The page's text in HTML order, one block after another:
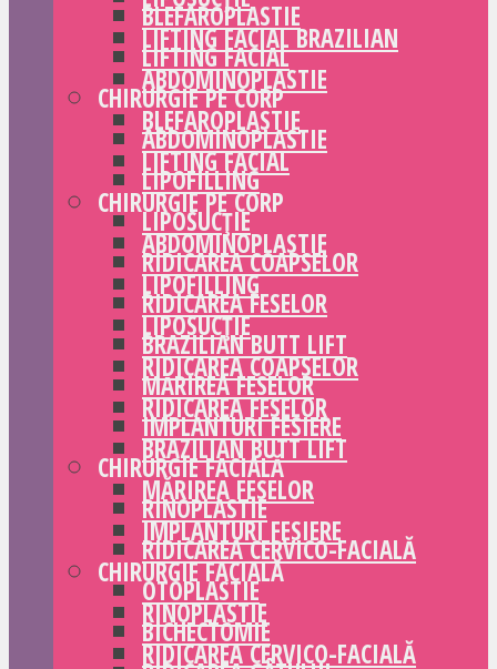
BLEFAROPLASTIE
LIFTING FACIAL
CHIRURGIE PE CORP
ABDOMINOPLASTIE
LIPOFILLING
LIPOSUCȚIE
RIDICAREA COAPSELOR
RIDICAREA FESELOR
BRAZILIAN BUTT LIFT
MĂRIREA FESELOR
IMPLANTURI FESIERE
CHIRURGIE FACIALĂ
RINOPLASTIE
RIDICAREA CERVICO-FACIALĂ
OTOPLASTIE
BICHECTOMIE
LIFTING FACIAL BRAZILIAN
ABDOMINOPLASTIE
BLEFAROPLASTIE
LIFTING FACIAL
CHIRURGIE PE CORP
ABDOMINOPLASTIE
LIPOFILLING
LIPOSUCȚIE
RIDICAREA COAPSELOR
RIDICAREA FESELOR
BRAZILIAN BUTT LIFT
MĂRIREA FESELOR
IMPLANTURI FESIERE
CHIRURGIE FACIALĂ
RINOPLASTIE
RIDICAREA CERVICO-FACIALĂ